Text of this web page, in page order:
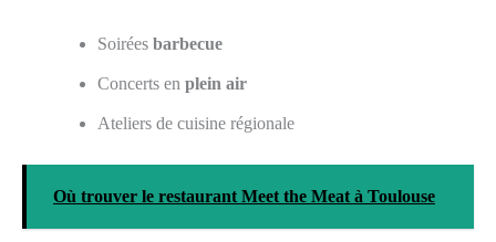
Soirées barbecue
Concerts en plein air
Ateliers de cuisine régionale
Où trouver le restaurant Meet the Meat à Toulouse